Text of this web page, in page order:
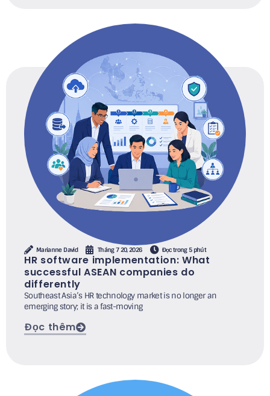
Marianne David Tháng 7 20, 2026 Đọc trong 5 phút
HR software implementation: What
successful ASEAN companies do
differently
Southeast Asia’s HR technology market is no longer an
emerging story; it is a fast-moving
Đọc thêm